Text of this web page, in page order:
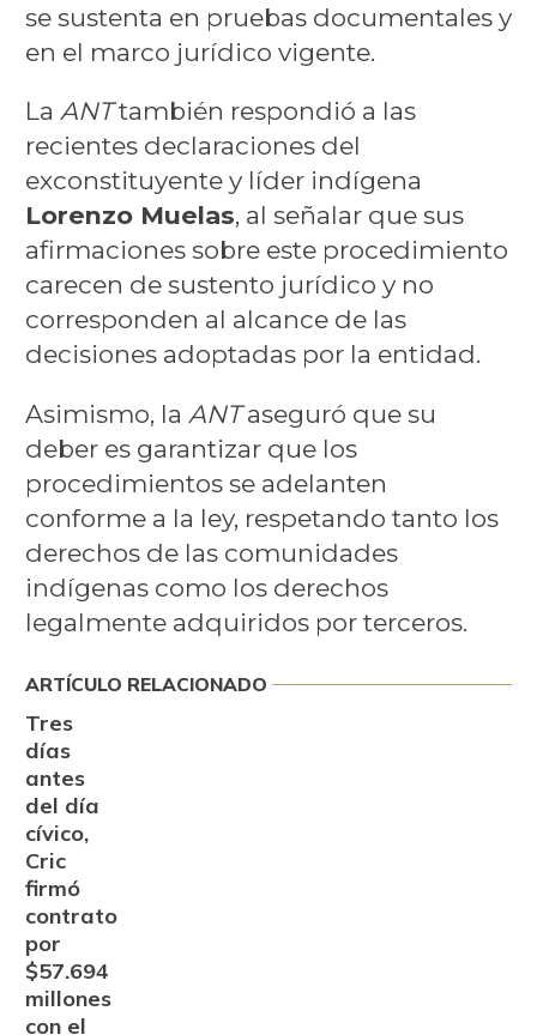
se sustenta en pruebas documentales y
en el marco jurídico vigente.
La ANTtambién respondió a las
recientes declaraciones del
exconstituyente y líder indígena
Lorenzo Muelas, al señalar que sus
afirmaciones sobre este procedimiento
carecen de sustento jurídico y no
corresponden al alcance de las
decisiones adoptadas por la entidad.
Asimismo, la ANTaseguró que su
deber es garantizar que los
procedimientos se adelanten
conforme a la ley, respetando tanto los
derechos de las comunidades
indígenas como los derechos
legalmente adquiridos por terceros.
ARTÍCULO RELACIONADO
Tres
días
antes
del día
cívico,
Cric
firmó
contrato
por
$57.694
millones
con el